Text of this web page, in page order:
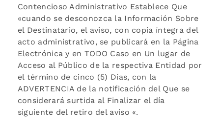
Contencioso Administrativo Establece Que
«cuando se desconozca la Información Sobre
el Destinatario, el aviso, con copia íntegra del
acto administrativo, se publicará en la Página
Electrónica y en TODO Caso en Un lugar de
Acceso al Público de la respectiva Entidad por
el término de cinco (5) Días, con la
ADVERTENCIA de la notificación del Que se
considerará surtida al Finalizar el día
siguiente del retiro del aviso «.